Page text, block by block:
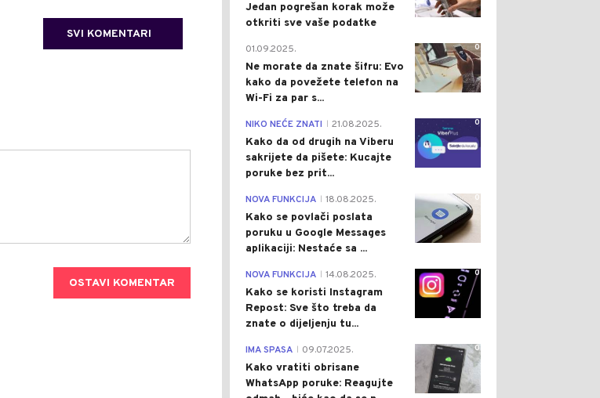
SVI KOMENTARI
OSTAVI KOMENTAR
Jedan pogrešan korak može
otkriti sve vaše podatke
0
01.09.2025.
Ne morate da znate šifru: Evo
kako da povežete telefon na
Wi-Fi za par s...
0
NIKO NEĆE ZNATI 21.08.2025.
Kako da od drugih na Viberu
sakrijete da pišete: Kucajte
poruke bez prit...
0
NOVA FUNKCIJA 18.08.2025.
Kako se povlači poslata
poruku u Google Messages
aplikaciji: Nestaće sa ...
0
NOVA FUNKCIJA 14.08.2025.
Kako se koristi Instagram
Repost: Sve što treba da
znate o dijeljenju tu...
0
IMA SPASA 09.07.2025.
Kako vratiti obrisane
WhatsApp poruke: Reagujte